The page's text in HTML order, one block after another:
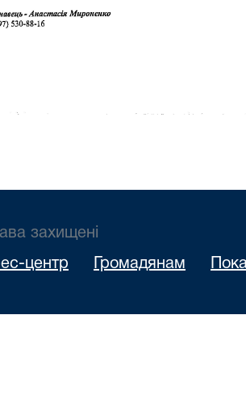
захищені
центр Громадянам